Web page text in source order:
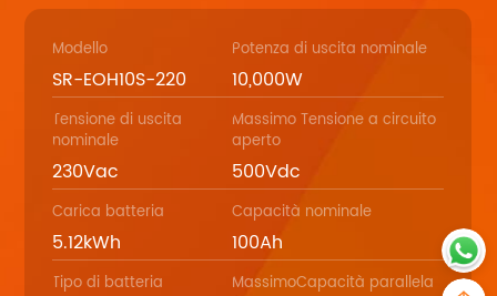
Modello
SR-EOH10S-220
Potenza di uscita nominale
10,000W
Tensione di uscita
nominale
230Vac
Massimo Tensione a circuito
aperto
500Vdc
Carica batteria
5.12kWh
Capacità nominale
100Ah
Tipo di batteria MassimoCapacità parallela